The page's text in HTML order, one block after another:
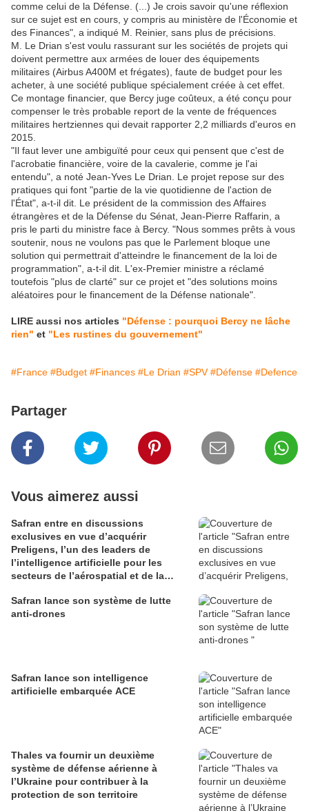
comme celui de la Défense. (...) Je crois savoir qu'une réflexion
sur ce sujet est en cours, y compris au ministère de l'Économie et
des Finances", a indiqué M. Reinier, sans plus de précisions.
M. Le Drian s'est voulu rassurant sur les sociétés de projets qui
doivent permettre aux armées de louer des équipements
militaires (Airbus A400M et frégates), faute de budget pour les
acheter, à une société publique spécialement créée à cet effet.
Ce montage financier, que Bercy juge coûteux, a été conçu pour
compenser le très probable report de la vente de fréquences
militaires hertziennes qui devait rapporter 2,2 milliards d'euros en
2015.
"Il faut lever une ambiguïté pour ceux qui pensent que c'est de
l'acrobatie financière, voire de la cavalerie, comme je l'ai
entendu", a noté Jean-Yves Le Drian. Le projet repose sur des
pratiques qui font "partie de la vie quotidienne de l'action de
l'État", a-t-il dit. Le président de la commission des Affaires
étrangères et de la Défense du Sénat, Jean-Pierre Raffarin, a
pris le parti du ministre face à Bercy. "Nous sommes prêts à vous
soutenir, nous ne voulons pas que le Parlement bloque une
solution qui permettrait d'atteindre le financement de la loi de
programmation", a-t-il dit. L'ex-Premier ministre a réclamé
toutefois "plus de clarté" sur ce projet et "des solutions moins
aléatoires pour le financement de la Défense nationale".
LIRE aussi nos articles "Défense : pourquoi Bercy ne lâche
rien" et "Les rustines du gouvernement"
#France #Budget #Finances #Le Drian #SPV #Défense #Defence
Partager
Vous aimerez aussi
Safran entre en discussions
exclusives en vue d’acquérir
Preligens, l’un des leaders de
l’intelligence artificielle pour les
secteurs de l’aérospatial et de la
Safran lance son système de lutte
anti-drones
Safran lance son intelligence
artificielle embarquée ACE
Thales va fournir un deuxième
système de défense aérienne à
l’Ukraine pour contribuer à la
protection de son territoire